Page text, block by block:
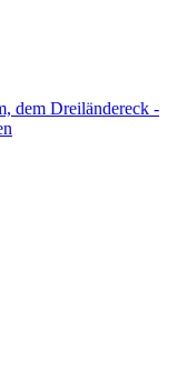
dem Dreiländereck -